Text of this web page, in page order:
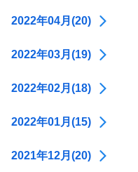
2022年04月(20)
2022年03月(19)
2022年02月(18)
2022年01月(15)
2021年12月(20)